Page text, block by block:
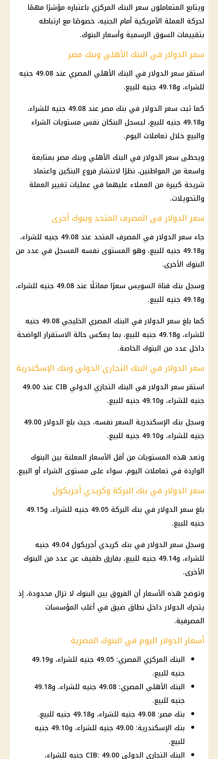
ويتابع المتعاملون سعر البنك المركزي باعتباره مؤشرًا مهمًا
لحركة العملة الأمريكية أمام الجنيه، خصوصًا مع ارتباطه
بتقييمات السوق الرسمية وأسعار البنوك.
سعر الدولار في البنك الأهلي وبنك مصر
استقرسعر الدولار في البنك الأهلي
المصري عند 49.08 جنيه
للشراء، و49.18 جنيه للبيع.
كما ثبت سعر الدولار في بنك مصر
عند 49.08 جنيه للشراء،
و49.18 جنيه للبيع، ليسجل البنكان نفس مستويات الشراء
والبيع خلال تعاملات اليوم.
ويحظى سعر الدولار في البنك الأهلي وبنك مصر بمتابعة
واسعة من المواطنين، نظرًا لانتشار فروع البنكين واعتماد
شريحة كبيرة من العملاء عليهما في عمليات تغيير العملة
والتحويلات.
سعر الدولار في المصرف المتحد وبنوك أخرى
جاء سعر الدولار
في المصرف المتحد عند 49.08 جنيه للشراء،
و49.18 جنيه للبيع، وهو المستوى نفسه المسجل في عدد من
البنوك الأخرى.
وسجل بنك قناة السويس سعرًا مماثلًا عند 49.08 جنيه للشراء،
و49.18 جنيه للبيع.
كما بلغ سعر الدولار
في البنك المصري الخليجي 49.08 جنيه
للشراء، و49.18 جنيه للبيع، بما يعكس حالة الاستقرار الواضحة
داخل عدد من البنوك الخاصة.
سعر الدولار في البنك التجاري الدولي وبنك الإسكندرية
استقرسعر الدولار
في البنك التجاري الدولي CIB عند 49.00
جنيه للشراء، و49.10 جنيه للبيع.
وسجل بنك الإسكندرية السعر نفسه، حيث بلغ الدولار49.00
جنيه للشراء، و49.10 جنيه للبيع.
وتعد هذه المستويات من أقل الأسعار المعلنة بين البنوك
الواردة في تعاملات اليوم، سواء على مستوى الشراء أو البيع.
سعر الدولار في بنك البركة وكريدي أجريكول
بلغ سعر الدولار
في بنك البركة 49.05 جنيه للشراء، و49.15
جنيه للبيع.
وسجل سعر الدولار
في بنك كريدي أجريكول 49.04 جنيه
للشراء، و49.14 جنيه للبيع، بفارق طفيف عن عدد من البنوك
الأخرى.
وتوضح هذه الأسعار أن الفروق بين البنوك لا تزال محدودة، إذ
يتحرك الدولارداخل نطاق ضيق في أغلب المؤسسات
المصرفية.
أسعار الدولار اليوم في البنوك المصرية
البنك المركزي المصري: 49.05 جنيه للشراء، و49.19
جنيه للبيع.
البنك الأهلي المصري: 49.08 جنيه للشراء، و49.18
جنيه للبيع.
بنك مصر: 49.08 جنيه للشراء، و49.18 جنيه للبيع.
بنك الإسكندرية: 49.00 جنيه للشراء، و49.10 جنيه
للبيع.
البنك التجاري الدولي CIB: 49.00 جنيه للشراء،